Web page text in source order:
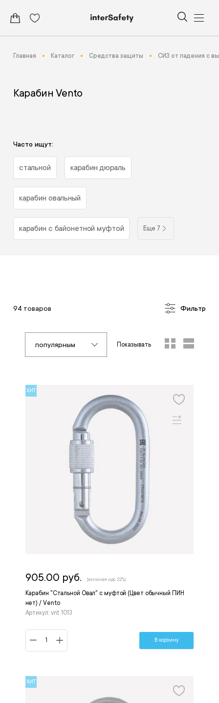
Главная Каталог Средства защиты СИЗ от падения с
Карабин Vento
Часто ищут:
стальной карабин дюраль
карабин овальный
карабин с байонетной муфтой Еще 7
94 товаров Фильтр
популярным Показывать
ХИТ
Карабин "Стальной Овал" с муфтой (Цвет обычный ПИН
нет) / Vento
Артикул: vnt 1013
905.00 руб. (включая ндс 22%)
В корзину
ХИТ